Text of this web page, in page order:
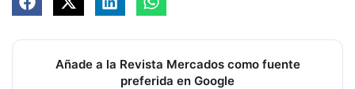
Añade a la Revista Mercados como fuente
preferida en Google